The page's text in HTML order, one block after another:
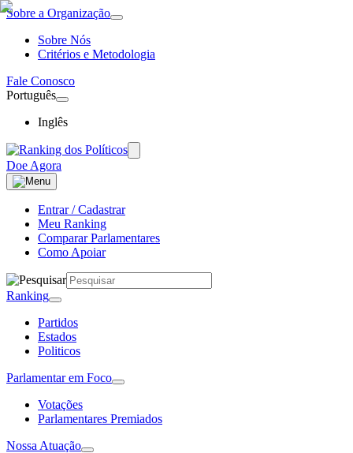
Sobre a Organização
Sobre Nós
Critérios e Metodologia
Fale Conosco
Português
Inglês
Doe Agora
Entrar / Cadastrar
Meu Ranking
Comparar Parlamentares
Como Apoiar
Ranking
Partidos
Estados
Politicos
Parlamentar em Foco
Votações
Parlamentares Premiados
Nossa Atuação